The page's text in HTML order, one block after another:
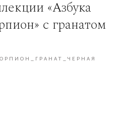
«Азбука
с гранатом